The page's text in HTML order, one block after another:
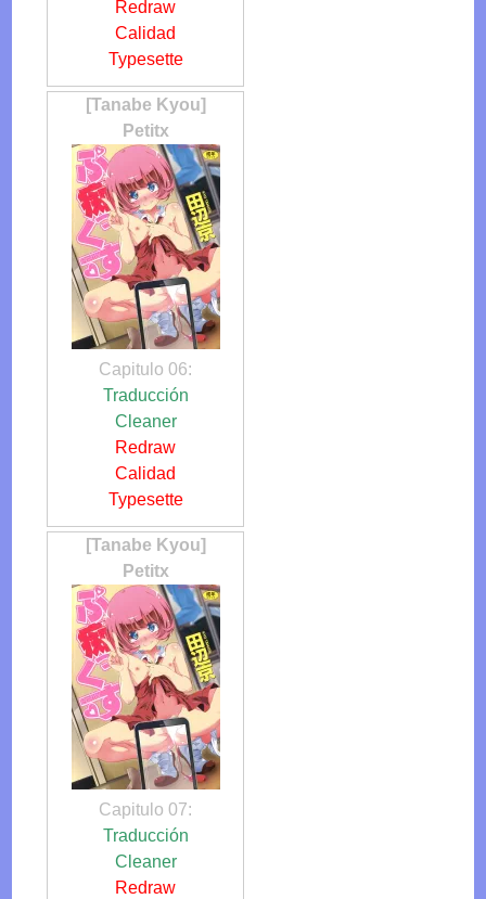
Redraw
Calidad
Typesette
[Tanabe Kyou]
Petitx
Capitulo 06:
Traducción
Cleaner
Redraw
Calidad
Typesette
[Tanabe Kyou]
Petitx
Capitulo 07:
Traducción
Cleaner
Redraw